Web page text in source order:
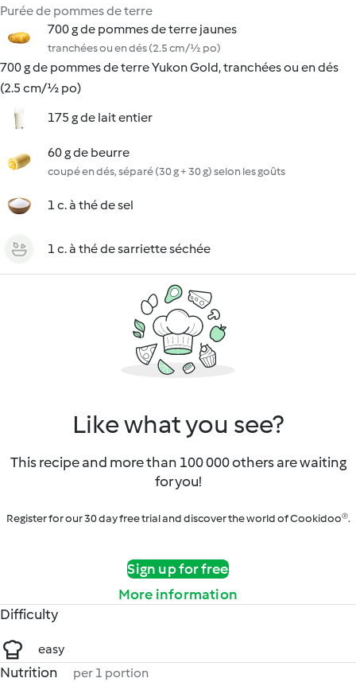
Purée de pommes de terre
700 g de pommes de terre jaunes
tranchées ou en dés (2.5 cm/½ po)
700 g de pommes de terre Yukon Gold, tranchées ou en dés
(2.5 cm/½ po)
175 g de lait entier
60 g de beurre
coupé en dés, séparé (30 g + 30 g) selon les goûts
1 c. à thé de sel
1 c. à thé de sarriette séchée
Like what you see?
This recipe and more than 100 000 others are waiting
for you!
Register for our 30 day free trial and discover the world of Cookidoo®.
Sign up for free
More information
Difficulty
easy
Nutrition per 1 portion